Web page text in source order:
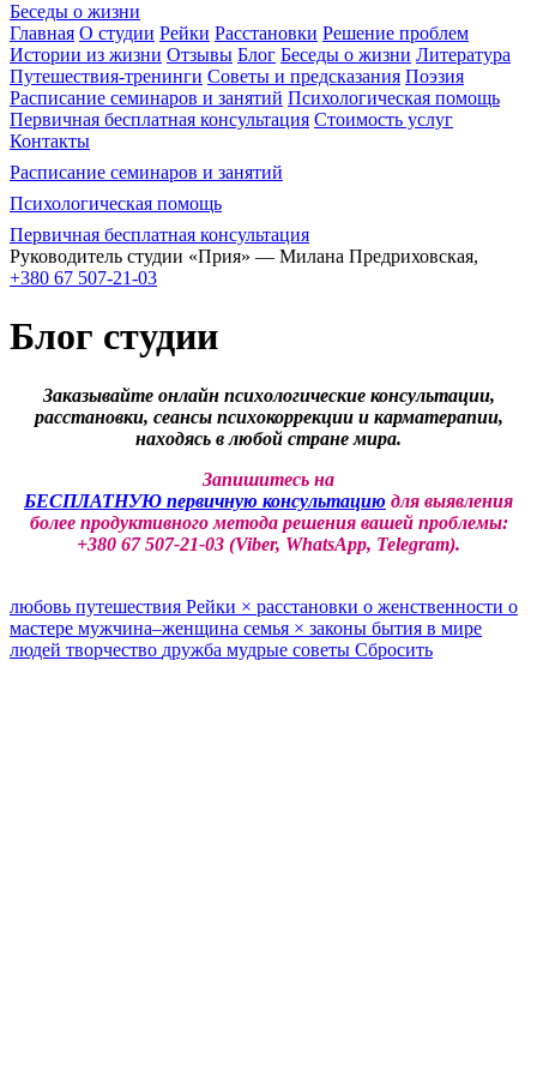
Беседы о жизни
Главная О студии Рейки Расстановки Решение проблем
Истории из жизни Отзывы Блог Беседы о жизни Литература
Путешествия-тренинги Советы и предсказания Поэзия
Расписание семинаров и занятий Психологическая помощь
Первичная бесплатная консультация Стоимость услуг
Контакты
Расписание семинаров и занятий
Психологическая помощь
Первичная бесплатная консультация
Руководитель студии «Прия» — Милана Предриховская,
+380 67 507-21-03
Блог студии
Заказывайте онлайн психологические консультации,
расстановки, сеансы психокоррекции и карматерапии,
находясь в любой стране мира.
Запишитесь на
БЕСПЛАТНУЮ первичную консультацию для выявления
более продуктивного метода решения вашей проблемы:
+380 67 507-21-03 (Viber, WhatsApp, Telegram).
любовь путешествия Рейки × расстановки о женственности о
мастере мужчина–женщина семья × законы бытия в мире
людей творчество дружба мудрые советы Сбросить